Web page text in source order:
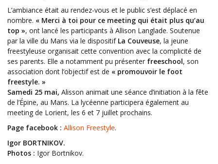
L’ambiance était au rendez-vous et le public s’est déplacé en
nombre. « Merci à toi pour ce meeting qui était plus qu’au
top », ont lancé les participants à Allison Langlade. Soutenue
par la ville du Mans via le dispositif La Couveuse, la jeune
freestyleuse organisait cette convention avec la complicité de
ses parents. Elle a notamment pu présenter freeschool, son
association dont l’objectif est de « promouvoir le foot
freestyle. »
Samedi 25 mai, Alisson animait une séance d’initiation à la fête
de l’Épine, au Mans. La lycéenne participera également au
meeting de Lorient, les 6 et 7 juillet prochains.
Page facebook : Allison Freestyle.
Igor BORTNIKOV.
Photos : Igor Bortnikov.